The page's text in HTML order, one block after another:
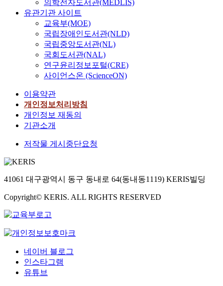
의학전자도서관(MEDLIS)
유관기관 사이트
교육부(MOE)
국립장애인도서관(NLD)
국립중앙도서관(NL)
국회도서관(NAL)
연구윤리정보포털(CRE)
사이언스온 (ScienceON)
이용약관
개인정보처리방침
개인정보 재동의
기관소개
저작물 게시중단요청
41061 대구광역시 동구 동내로 64(동내동1119) KERIS빌딩
Copyright© KERIS. ALL RIGHTS RESERVED
네이버 블로그
인스타그램
유튜브